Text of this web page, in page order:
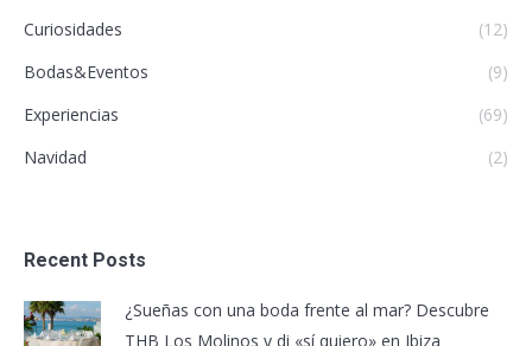
Curiosidades
(12)
Bodas&Eventos
(9)
Experiencias
(69)
Navidad
(2)
Recent Posts
¿Sueñas con una boda frente al mar? Descubre
THB Los Molinos y di «sí quiero» en Ibiza